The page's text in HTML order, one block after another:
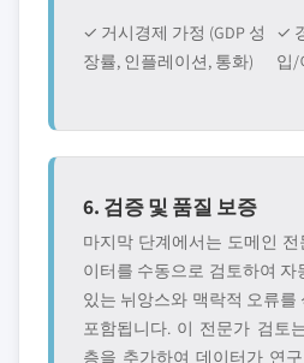
✓ 거시경제 가정 (GDP 성
장률, 인플레이션, 통화)
✓
입/
6. 검증 및 품질 보증
마지막 단계에서는 도메인
이터를 수동으로 검토하여 자
있는 뉘앙스와 맥락적 오류를
포함됩니다. 이 전문가 검토
층을 추가하여 데이터가 연